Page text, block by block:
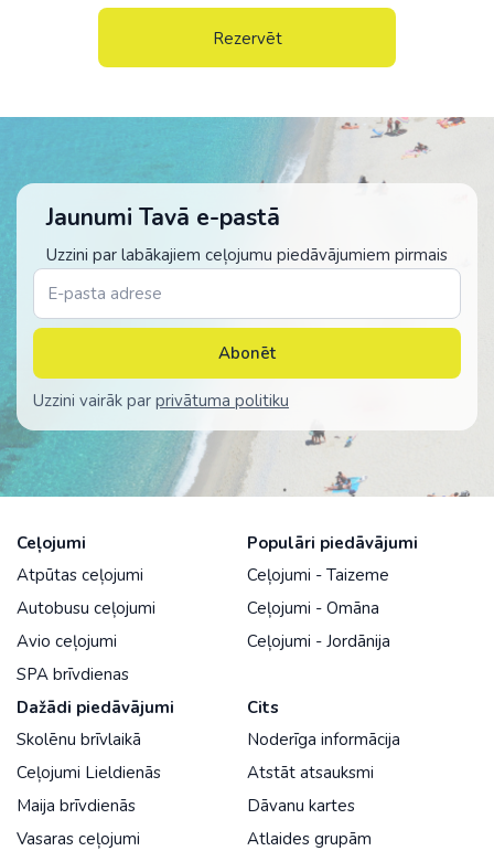
Rezervēt
Jaunumi Tavā e-pastā
Uzzini par labākajiem ceļojumu piedāvājumiem pirmais
Abonēt
Uzzini vairāk par privātuma politiku
Ceļojumi
Atpūtas ceļojumi
Autobusu ceļojumi
Avio ceļojumi
SPA brīvdienas
Populāri piedāvājumi
Ceļojumi - Taizeme
Ceļojumi - Omāna
Ceļojumi - Jordānija
Dažādi piedāvājumi
Skolēnu brīvlaikā
Ceļojumi Lieldienās
Maija brīvdienās
Vasaras ceļojumi
Cits
Noderīga informācija
Atstāt atsauksmi
Dāvanu kartes
Atlaides grupām